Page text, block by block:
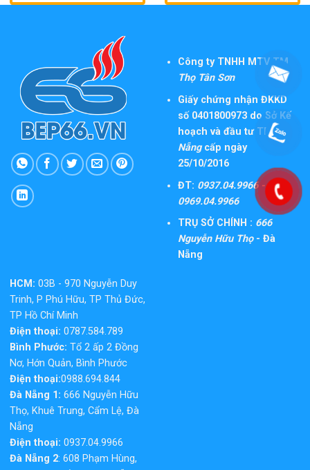
Công ty TNHH MTV TM
Thọ Tân Sơn
Giấy chứng nhận ĐKKD
số 0401800973 do Sở Kế
hoạch và đầu tư TPĐà
Nẵngcấp ngày
25/10/2016
ĐT: 0937.04.9966 -
0969.04.9966
TRỤ SỞ CHÍNH : 666
Nguyễn Hữu Thọ- Đà
Nẵng
HCM: 03B - 970 Nguyễn Duy
Trinh, P Phú Hữu, TP Thủ Đức,
TP Hồ Chí Minh
Điện thoại: 0787.584.789
Bình Phước: Tổ 2 ấp 2 Đồng
Nơ, Hớn Quản, Bình Phước
Điện thoại:0988.694.844
Đà Nẵng 1: 666 Nguyễn Hữu
Thọ, Khuê Trung, Cẩm Lệ, Đà
Nẵng
Điện thoại: 0937.04.9966
Đà Nẵng 2: 608 Phạm Hùng,